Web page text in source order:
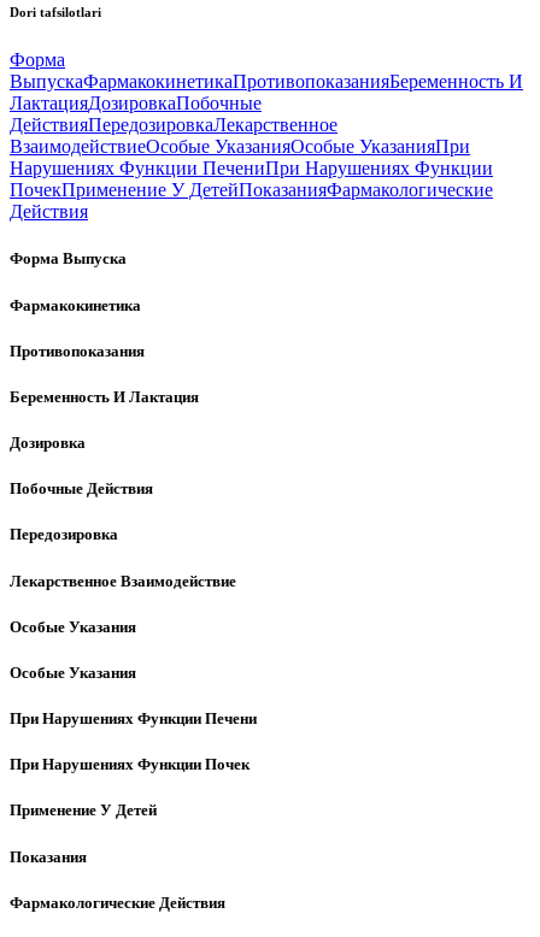
Dori tafsilotlari
Форма
ВыпускаФармакокинетикаПротивопоказанияБеременность И
ЛактацияДозировкаПобочные
ДействияПередозировкаЛекарственное
ВзаимодействиеОсобые УказанияОсобые УказанияПри
Нарушениях Функции ПечениПри Нарушениях Функции
ПочекПрименение У ДетейПоказанияФармакологические
Действия
Форма Выпуска
Фармакокинетика
Противопоказания
Беременность И Лактация
Дозировка
Побочные Действия
Передозировка
Лекарственное Взаимодействие
Особые Указания
Особые Указания
При Нарушениях Функции Печени
При Нарушениях Функции Почек
Применение У Детей
Показания
Фармакологические Действия